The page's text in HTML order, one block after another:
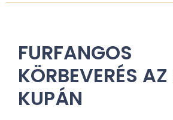
FURFANGOS
KÖRBEVERÉS AZ
KUPÁN